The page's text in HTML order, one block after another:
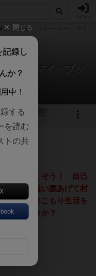
ア・プレイス・フォー・オール・マイ・
ール・マイ・ブッ
のレビュー
い埋め尽くそう！ 自己
ったら、重い腰あげて村
、また引きこもり生活を
ざるべきか？
閉じる
記録し
か？
中！
する
を読む
トの共
X